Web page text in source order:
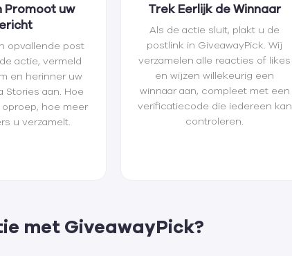
Promoot uw
opvallende post
actie, vermeld
en herinner uw
Stories aan. Hoe
hoe meer
u verzamelt.
Trek Eerlijk de Winnaar
Als de actie sluit, plakt u de
postlink in GiveawayPick. Wij
verzamelen alle reacties of likes
en wijzen willekeurig een
winnaar aan, compleet met een
verificatiecode die iedereen kan
controleren.
met GiveawayPick?